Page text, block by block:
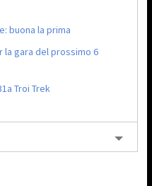
buona la prima
la gara del prossimo 6
Troi Trek